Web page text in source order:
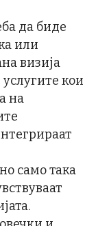
да биде
или
визија
кои
на
само така